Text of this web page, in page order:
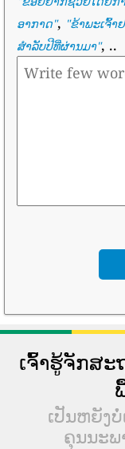
ອາກາດ", "ຂ້າພະເຈົ້າ
ສໍາລັບປີທີ່ຜ່ານມາ", ..
ເຈົ້າຮູ້ຈັກສະ
ເປັນຫຍັງ
ຄຸນນະພ